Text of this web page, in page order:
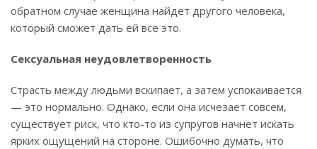
обратном случае женщина найдет другого человека,
который сможет дать ей все это.
Сексуальная неудовлетворенность
Страсть между людьми вскипает, а затем успокаивается
— это нормально. Однако, если она исчезает совсем,
существует риск, что кто-то из супругов начнет искать
ярких ощущений на стороне. Ошибочно думать, что